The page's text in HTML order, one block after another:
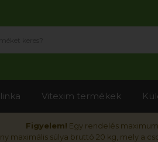
Figyelem! Egy rendelés
maximális súlya bruttó 20 kg, mely a
Vitexim termékek